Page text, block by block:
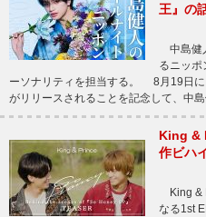
王』の
中島健
るニッポ
ーソナリティを担当する。 8月19日に
がリリースされることを記念して、中
King &
作ビハ
King &
なる1st